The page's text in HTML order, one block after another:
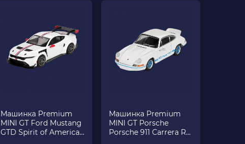
Машинка Premium
MINI GT Ford Mustang
GTD Spirit of America
Машинка Premium
MINI GT Porsche
Porsche 911 Carrera RS